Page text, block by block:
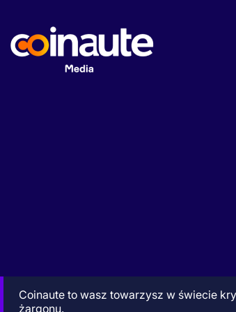
Coinaute to wasz towarzysz w świecie
żargonu.